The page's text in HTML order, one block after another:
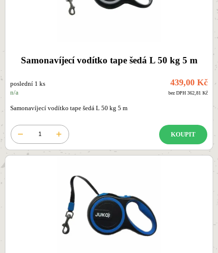
Samonavíjecí vodítko tape šedá L 50 kg 5 m
poslední 1 ks
n/a
439,00 Kč
bez DPH 362,81 Kč
Samonavíjecí vodítko tape šedá L 50 kg 5 m
KOUPIT